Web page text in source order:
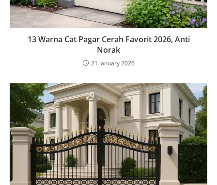
13 Warna Cat Pagar Cerah Favorit 2026, Anti
Norak
21 January 2026